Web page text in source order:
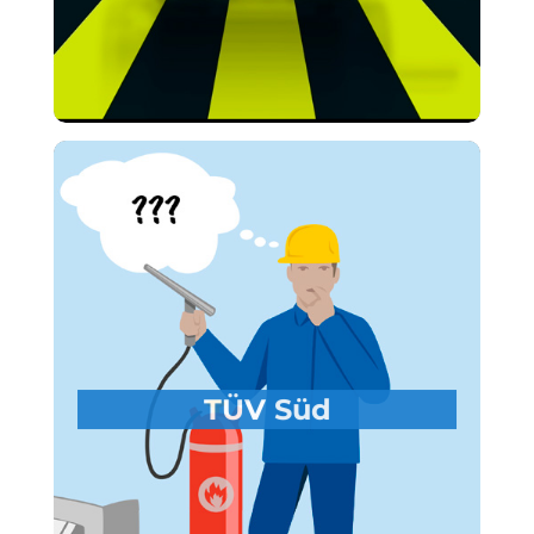
TÜV Süd
TÜV SCC Schulungen
Auftraggeber:
TÜV Süd Akademie
Thema:
Trainingsreihe zur Vorbereitung
auf die „Sicherheits-, Gesundheits- und
Umweltschutzmanagementsystems
(SGU)“-Prüfung
Zielgruppe:
Interne und externe
Schulungsteilnehmer (Führungskräfte
und Mitarbeiter)